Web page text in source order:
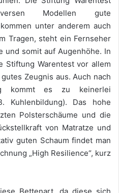
Modellen gute
unter anderem auch
Tragen, steht ein Fernseher
und somit auf Augenhöhe. In
Stiftung Warentest vor allem
Zeugnis aus. Auch nach
kommt es zu keinerlei
Kuhlenbildung). Das hohe
Polsterschäume und die
von Matratze und
guten Schaum findet man
„High Resilience“, kurz